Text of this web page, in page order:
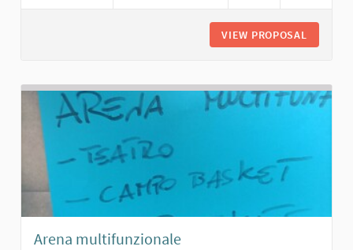
VIEW PROPOSAL
Arena multifunzionale